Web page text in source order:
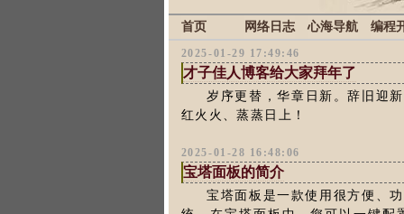
首页 网络日志 心海导航 编程
2025-01-29 17:49:46
才子佳人博客给大家拜年了
岁序更替，华章日新。辞旧迎
红火火、蒸蒸日上！
2025-01-28 16:48:06
宝塔面板的简介
宝塔面板是一款使用很方便、